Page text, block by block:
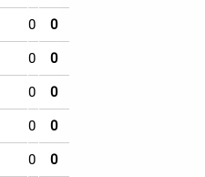
0 0
0 0
0 0
0 0
0 0